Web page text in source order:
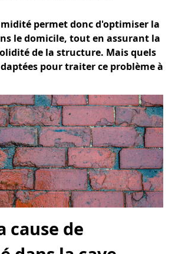
permet donc d'optimiser la
le domicile, tout en assurant la
de la structure. Mais quels
pour traiter ce problème à
cause de